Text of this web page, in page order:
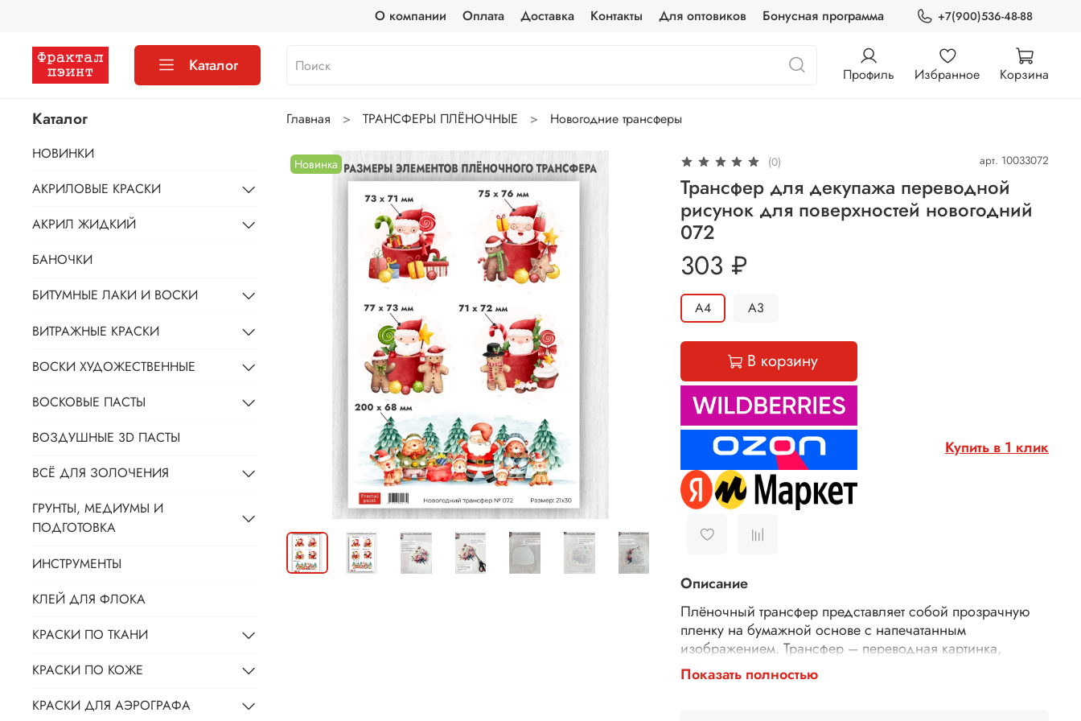
О компании Оплата Доставка Контакты Для оптовиков Бонусная программа +7(900)536-48-88
Каталог Профиль Избранное Корзина
Главная ТРАНСФЕРЫ ПЛЁНОЧНЫЕ Новогодние трансферы
Новинка (0) арт. 10033072
Трансфер для декупажа переводной
рисунок для поверхностей новогодний
072
303 ₽
А4 А3
В корзину
Купить в 1 клик
Описание
Плёночный трансфер представляет собой прозрачную
пленку на бумажной основе с напечатанным
изображением. Трансфер – переводная картинка,
изображение, с его помощью Ваше изделие приобретет
неповторимость и уникальность. Трансферной бумагой
Показать полностью
Каталог
НОВИНКИ
АКРИЛОВЫЕ КРАСКИ
АКРИЛ ЖИДКИЙ
БАНОЧКИ
БИТУМНЫЕ ЛАКИ И ВОСКИ
ВИТРАЖНЫЕ КРАСКИ
ВОСКИ ХУДОЖЕСТВЕННЫЕ
ВОСКОВЫЕ ПАСТЫ
ВОЗДУШНЫЕ 3D ПАСТЫ
ВСЁ ДЛЯ ЗОЛОЧЕНИЯ
ГРУНТЫ, МЕДИУМЫ И
ПОДГОТОВКА
ИНСТРУМЕНТЫ
КЛЕЙ ДЛЯ ФЛОКА
КРАСКИ ПО ТКАНИ
КРАСКИ ПО КОЖЕ
КРАСКИ ДЛЯ АЭРОГРАФА